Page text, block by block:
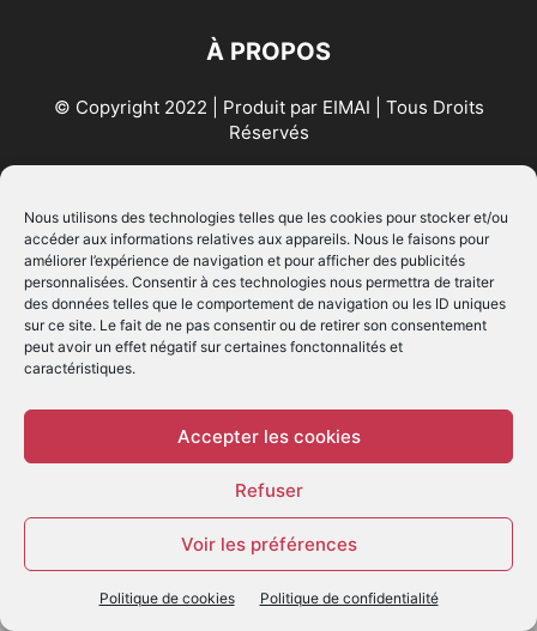
Nous utilisons des technologies telles que les cookies pour stocker et/ou
accéder aux informations relatives aux appareils. Nous le faisons pour
améliorer l’expérience de navigation et pour afficher des publicités
personnalisées. Consentir à ces technologies nous permettra de traiter
des données telles que le comportement de navigation ou les ID uniques
sur ce site. Le fait de ne pas consentir ou de retirer son consentement
peut avoir un effet négatif sur certaines fonctonnalités et
caractéristiques.
Accepter les cookies
Refuser
Voir les préférences
Politique de cookies Politique de confidentialité
À PROPOS
© Copyright 2022 | Produit par EIMAI | Tous Droits
Réservés
SUIVEZ NOUS